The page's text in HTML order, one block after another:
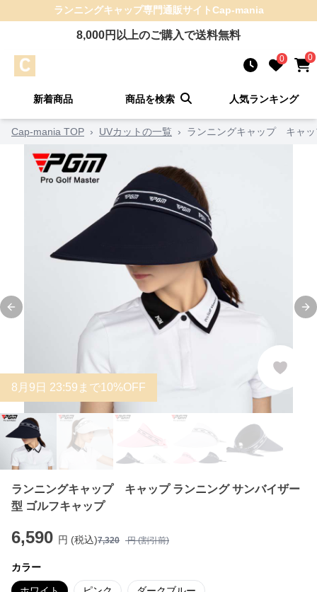
ランニングキャップ専門通販サイトCap-mania
8,000円以上のご購入で送料無料
0 0
新着商品 商品を検索 人気ランキング
Cap-mania TOP › UVカットの一覧 › ランニングキャップ キャッ
Previous slide
8 月 9 日 23:59まで10%OFF
ランニングキャップ キャップ ランニング サンバイザー
型 ゴルフキャップ
6,590 円 (税込)7,320 円 (割引前)
カラー